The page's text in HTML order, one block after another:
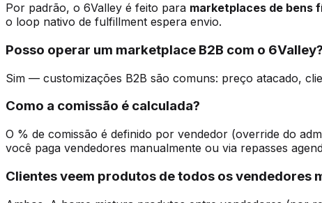
Por padrão, o 6Valley é feito para marketplaces de bens
o loop nativo de fulfillment espera envio.
Posso operar um marketplace B2B com o 6Valley?
Sim — customizações B2B são comuns: preço atacado,
Como a comissão é calculada?
O % de comissão é definido por vendedor (override do
você paga vendedores manualmente ou via repasses
Clientes veem produtos de todos os vendedores